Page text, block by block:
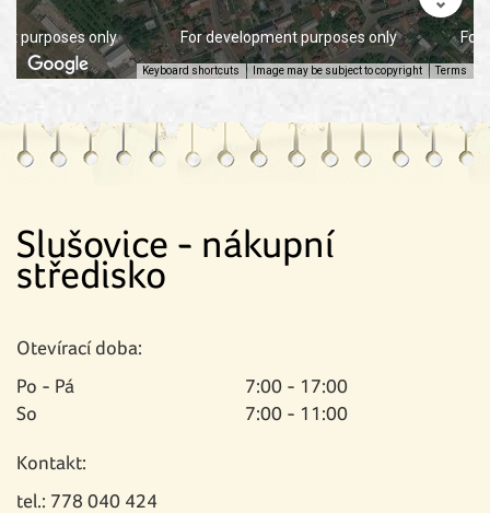
purposes only For development purposes only For
Keyboard shortcuts Image may be subject to copyright Terms
Slušovice - nákupní
středisko
Otevírací doba:
Po - Pá
7:00 - 17:00
So
7:00 - 11:00
Kontakt:
tel.: 778 040 424